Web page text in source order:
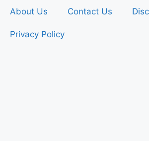
About Us Contact Us
Privacy Policy